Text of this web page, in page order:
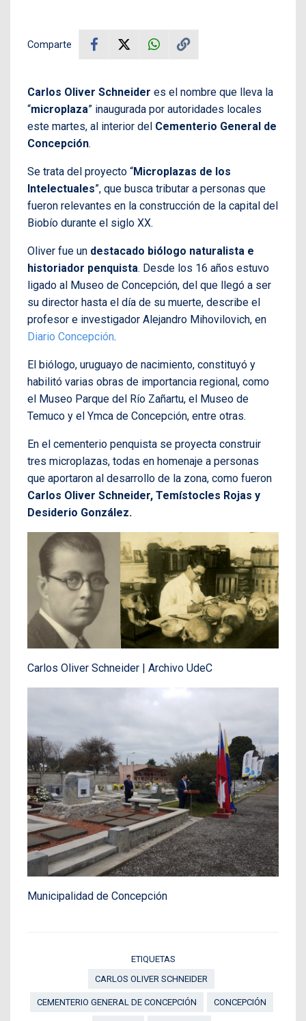
Comparte
Carlos Oliver Schneider es el nombre que lleva la
“microplaza” inaugurada por autoridades locales
este martes, al interior del Cementerio General de
Concepción.
Se trata del proyecto “Microplazas de los
Intelectuales”, que busca tributar a personas que
fueron relevantes en la construcción de la capital del
Biobío durante el siglo XX.
Oliver fue un destacado biólogo naturalista e
historiador penquista. Desde los 16 años estuvo
ligado al Museo de Concepción, del que llegó a ser
su director hasta el día de su muerte, describe el
profesor e investigador Alejandro Mihovilovich, en
Diario Concepción.
El biólogo, uruguayo de nacimiento, constituyó y
habilitó varias obras de importancia regional, como
el Museo Parque del Río Zañartu, el Museo de
Temuco y el Ymca de Concepción, entre otras.
En el cementerio penquista se proyecta construir
tres microplazas, todas en homenaje a personas
que aportaron al desarrollo de la zona, como fueron
Carlos Oliver Schneider, Temístocles Rojas y
Desiderio González.
Carlos Oliver Schneider | Archivo UdeC
Municipalidad de Concepción
ETIQUETAS
CARLOS OLIVER SCHNEIDER
CEMENTERIO GENERAL DE CONCEPCIÓN CONCEPCIÓN